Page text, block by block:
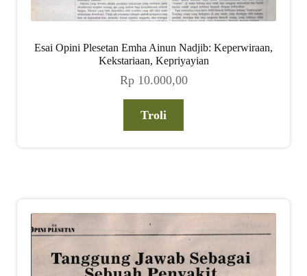
Esai Opini Plesetan Emha Ainun Nadjib: Keperwiraan,
Kekstariaan, Kepriyayian
Rp10.000,00
Troli